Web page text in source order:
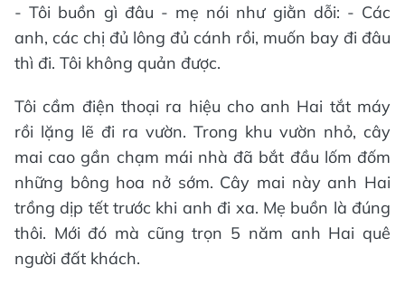
- Tôi buồn gì đâu - mẹ nói như giằn dỗi: - Các
anh, các chị đủ lông đủ cánh rồi, muốn bay đi đâu
thì đi. Tôi không quản được.
Tôi cầm điện thoại ra hiệu cho anh Hai tắt máy
rồi lặng lẽ đi ra vườn. Trong khu vườn nhỏ, cây
mai cao gần chạm mái nhà đã bắt đầu lốm đốm
những bông hoa nở sớm. Cây mai này anh Hai
trồng dịp tết trước khi anh đi xa. Mẹ buồn là đúng
thôi. Mới đó mà cũng trọn 5 năm anh Hai quê
người đất khách.